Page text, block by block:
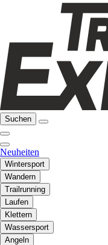
Suchen
Neuheiten
Wintersport
Wandern
Trailrunning
Laufen
Klettern
Wassersport
Angeln